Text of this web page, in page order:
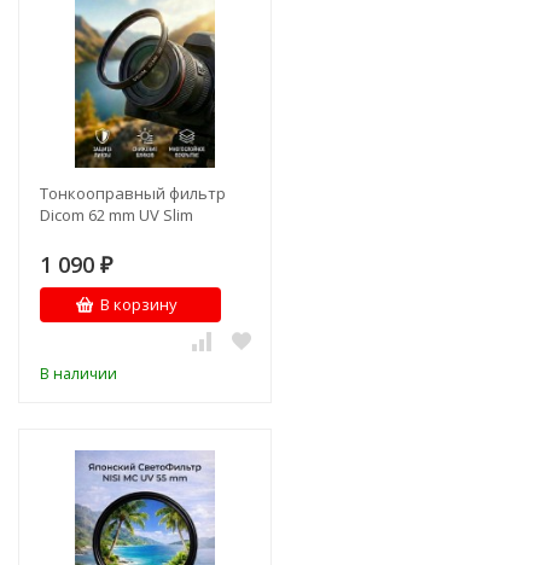
Тонкооправный фильтр
Dicom 62 mm UV Slim
1 090 ₽
В корзину
В наличии